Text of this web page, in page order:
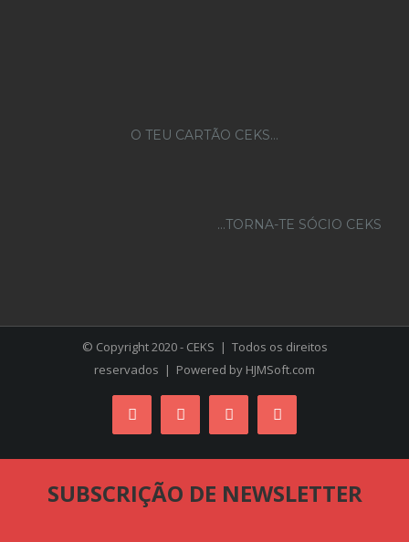
O TEU CARTÃO CEKS…
...TORNA-TE SÓCIO CEKS
© Copyright 2020 - CEKS | Todos os direitos
reservados | Powered by HJMSoft.com
FacebookInstagramYouTubeSkype
SUBSCRIÇÃO DE NEWSLETTER